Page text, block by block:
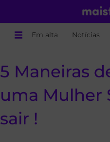
Em alta Notícias
5 Maneiras
uma Mulher
sair !